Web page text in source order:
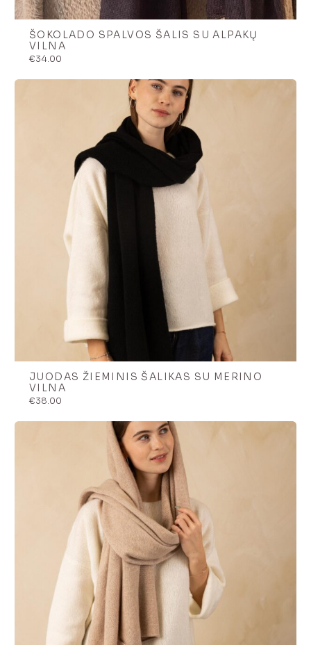
ŠOKOLADO SPALVOS ŠALIS SU ALPAKŲ
VILNA
€34.00
JUODAS ŽIEMINIS ŠALIKAS SU MERINO
VILNA
€38.00